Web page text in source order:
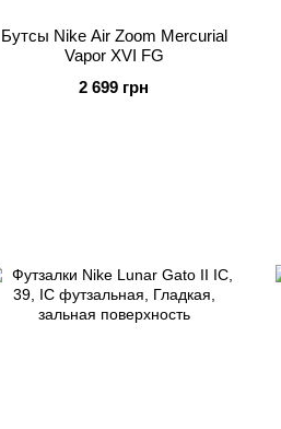
Бутсы Nike Air Zoom Mercurial
Vapor XVI FG
2 699 грн